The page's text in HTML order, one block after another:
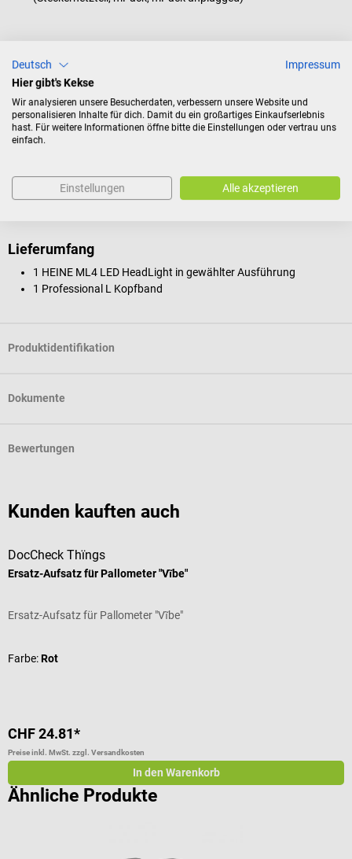
Beleuchtung: Koaxiale Hochleistungs- LED
Beleuchtungsstärke: 65.000 Lux
Koaxiales Licht mit hohem Farbwiedergabe- Index CRI (Colour
Rendering Index)
Betriebsdauer LED: 50.000 Stunden
Leuchtfeld-Durchmesser stufenlos von 30 - 80 mm einstellbar
(bei 420 mm Arbeitsabstand)
Lieferumfang
1 HEINE ML4 LED HeadLight in gewählter Ausführung
1 Professional L Kopfband
Produktidentifikation
Dokumente
Bewertungen
Kunden kauften auch
DocCheck Thïngs
Ersatz-Aufsatz für Pallometer "Vĩbe"
Ersatz-Aufsatz für Pallometer "Vĩbe"
Farbe:Rot
CHF 24.81*
Preise inkl. MwSt. zzgl. Versandkosten
In den Warenkorb
Ähnliche Produkte
Deutsch
Impressum
Hier gibt's Kekse
Wir analysieren unsere Besucherdaten, verbessern unsere Website und
personalisieren Inhalte für dich. Damit du ein großartiges Einkaufserlebnis
hast. Für weitere Informationen öffne bitte die Einstellungen oder vertrau uns
einfach.
Einstellungen Alle akzeptieren